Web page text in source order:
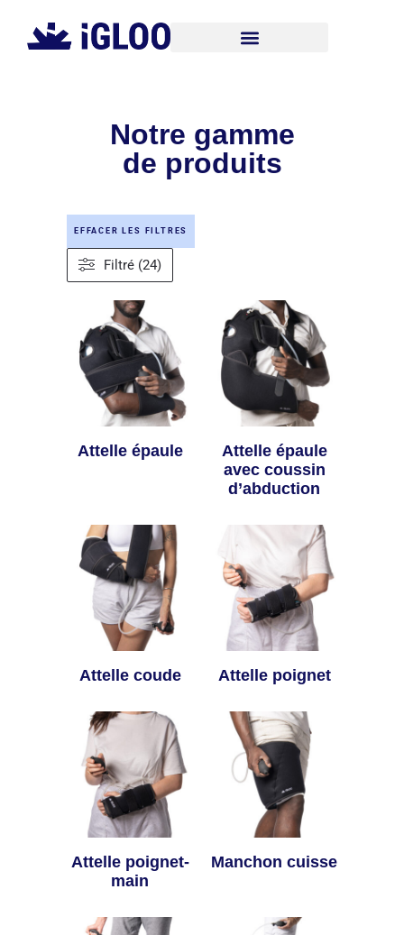
Notre gamme
de produits
EFFACER LES FILTRES
Filtré (24)
Attelle épaule
Attelle épaule
avec coussin
d’abduction
Attelle coude Attelle poignet
Attelle poignet-
main
Manchon cuisse